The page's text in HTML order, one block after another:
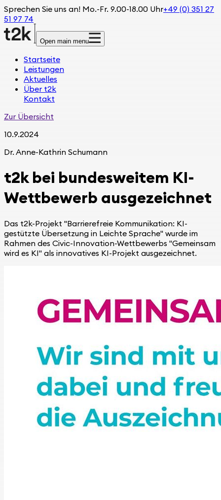
Sprechen Sie uns an! Mo.-Fr. 9.00-18.00 Uhr+49 (0) 351 27
51 97 74
Open main menu
Startseite
Leistungen
Aktuelles
Über t2k
Kontakt
Zur Übersicht
10.9.2024
Dr. Anne-Kathrin Schumann
t2k bei bundesweitem KI-
Wettbewerb ausgezeichnet
Das t2k-Projekt "Barrierefreie Kommunikation: KI-
gestützte Übersetzung in Leichte Sprache" wurde im
Rahmen des Civic-Innovation-Wettbewerbs "Gemeinsam
wird es KI" als innovatives KI-Projekt ausgezeichnet.